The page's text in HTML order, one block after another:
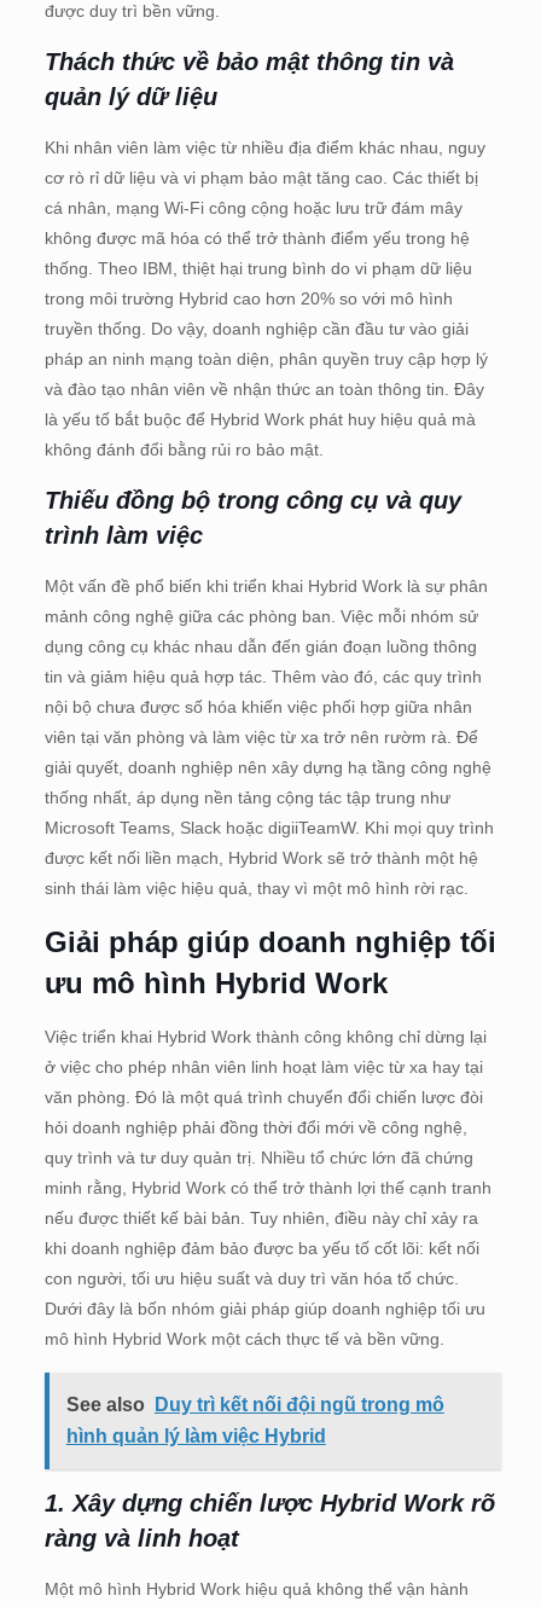
được duy trì bền vững.
Thách thức về bảo mật thông tin và
quản lý dữ liệu
Khi nhân viên làm việc từ nhiều địa điểm khác nhau, nguy
cơ rò rỉ dữ liệu và vi phạm bảo mật tăng cao. Các thiết bị
cá nhân, mạng Wi-Fi công cộng hoặc lưu trữ đám mây
không được mã hóa có thể trở thành điểm yếu trong hệ
thống. Theo IBM, thiệt hại trung bình do vi phạm dữ liệu
trong môi trường Hybrid cao hơn 20% so với mô hình
truyền thống. Do vậy, doanh nghiệp cần đầu tư vào giải
pháp an ninh mạng toàn diện, phân quyền truy cập hợp lý
và đào tạo nhân viên về nhận thức an toàn thông tin. Đây
là yếu tố bắt buộc để Hybrid Work phát huy hiệu quả mà
không đánh đổi bằng rủi ro bảo mật.
Thiếu đồng bộ trong công cụ và quy
trình làm việc
Một vấn đề phổ biến khi triển khai Hybrid Work là sự phân
mảnh công nghệ giữa các phòng ban. Việc mỗi nhóm sử
dụng công cụ khác nhau dẫn đến gián đoạn luồng thông
tin và giảm hiệu quả hợp tác. Thêm vào đó, các quy trình
nội bộ chưa được số hóa khiến việc phối hợp giữa nhân
viên tại văn phòng và làm việc từ xa trở nên rườm rà. Để
giải quyết, doanh nghiệp nên xây dựng hạ tầng công nghệ
thống nhất, áp dụng nền tảng cộng tác tập trung như
Microsoft Teams, Slack hoặc digiiTeamW. Khi mọi quy trình
được kết nối liền mạch, Hybrid Work sẽ trở thành một hệ
sinh thái làm việc hiệu quả, thay vì một mô hình rời rạc.
Giải pháp giúp doanh nghiệp tối
ưu mô hình Hybrid Work
Việc triển khai Hybrid Work thành công không chỉ dừng lại
ở việc cho phép nhân viên linh hoạt làm việc từ xa hay tại
văn phòng. Đó là một quá trình chuyển đổi chiến lược đòi
hỏi doanh nghiệp phải đồng thời đổi mới về công nghệ,
quy trình và tư duy quản trị. Nhiều tổ chức lớn đã chứng
minh rằng, Hybrid Work có thể trở thành lợi thế cạnh tranh
nếu được thiết kế bài bản. Tuy nhiên, điều này chỉ xảy ra
khi doanh nghiệp đảm bảo được ba yếu tố cốt lõi: kết nối
con người, tối ưu hiệu suất và duy trì văn hóa tổ chức.
Dưới đây là bốn nhóm giải pháp giúp doanh nghiệp tối ưu
mô hình Hybrid Work một cách thực tế và bền vững.
See also
Duy trì kết nối đội ngũ trong mô
hình quản lý làm việc Hybrid
1. Xây dựng chiến lược Hybrid Work rõ
ràng và linh hoạt
Một mô hình Hybrid Work hiệu quả không thể vận hành